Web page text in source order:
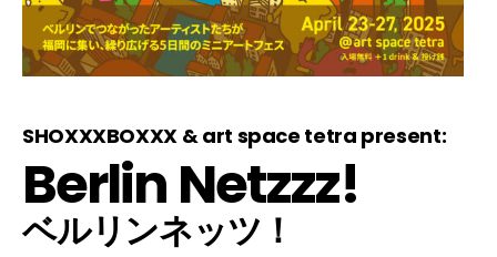
SHOXXXBOXXX & art space tetra present:
Berlin Netzzz!
ベルリンネッツ！